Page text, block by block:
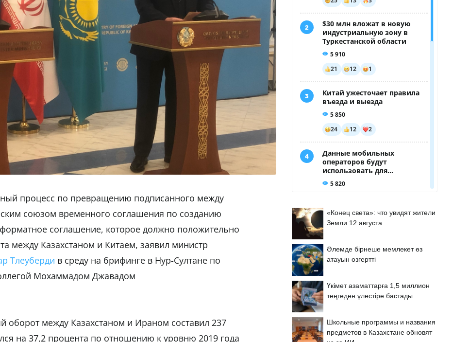
процесс по превращению подписанного между
союзом временного соглашения по созданию
соглашение, которое должно положительно
между Казахстаном и Китаем, заявил министр
Тлеуберди в среду на брифинге в Нур-Султане по
Мохаммадом Джавадом
оборот между Казахстаном и Ираном составил 237
на 37,2 процента по отношению к уровню 2019 года
«Конец света»: что увидят жители
Земли 12 августа
Әлемде бірнеше мемлекет өз
атауын өзгертті
Үкімет азаматтарға 1,5 миллион
теңгеден үлестіре бастады
Школьные программы и названия
предметов в Казахстане обновят